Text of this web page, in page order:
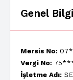
Genel
Mersis No:
Vergi No:
İşletme Adı: